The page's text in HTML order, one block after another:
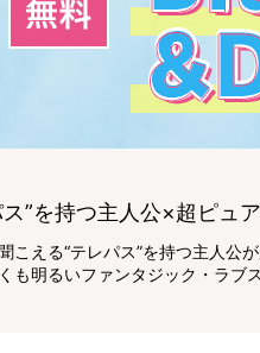
ス”を持つ主人公×超ピュ
こえる“テレパス”を持つ主人公
も明るいファンタジック・ラブ